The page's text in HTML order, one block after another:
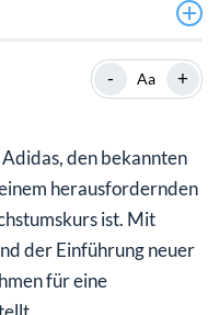
Wirkung
vielversprechende
- Aa +
den bekannten
herausfordernden
ist. Mit
der Einführung neuer
für eine